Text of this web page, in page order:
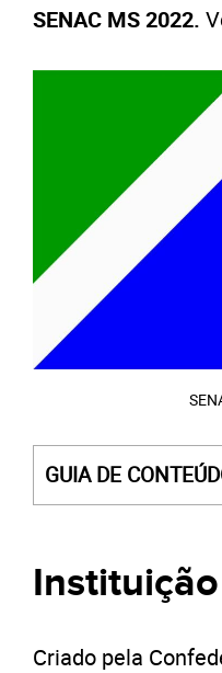
SENAC MS 2022.
GUIA DE
Criado pela